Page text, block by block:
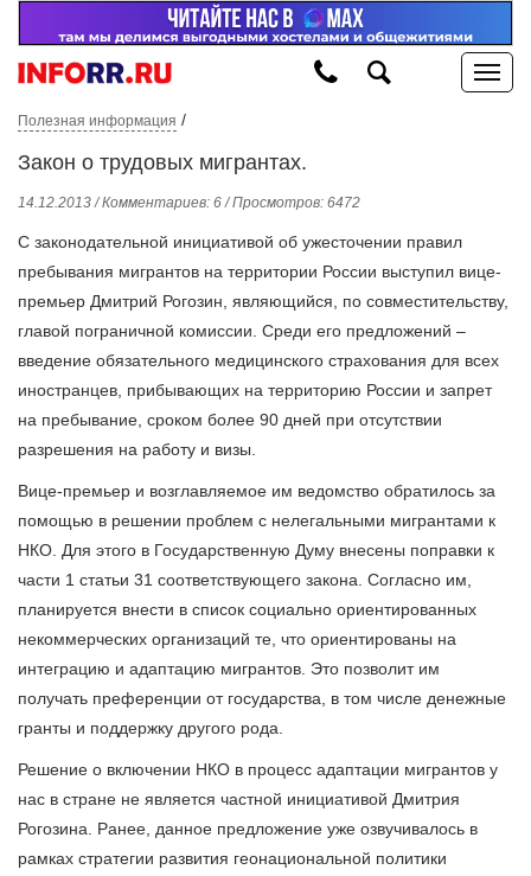
Полезная информация /
Закон о трудовых мигрантах.
14.12.2013 / Комментариев: 6 / Просмотров: 6472
С законодательной инициативой об ужесточении правил
пребывания мигрантов на территории России выступил вице-
премьер Дмитрий Рогозин, являющийся, по совместительству,
главой пограничной комиссии. Среди его предложений –
введение обязательного медицинского страхования для всех
иностранцев, прибывающих на территорию России и запрет
на пребывание, сроком более 90 дней при отсутствии
разрешения на работу и визы.
Вице-премьер и возглавляемое им ведомство обратилось за
помощью в решении проблем с нелегальными мигрантами к
НКО. Для этого в Государственную Думу внесены поправки к
части 1 статьи 31 соответствующего закона. Согласно им,
планируется внести в список социально ориентированных
некоммерческих организаций те, что ориентированы на
интеграцию и адаптацию мигрантов. Это позволит им
получать преференции от государства, в том числе денежные
гранты и поддержку другого рода.
Решение о включении НКО в процесс адаптации мигрантов у
нас в стране не является частной инициативой Дмитрия
Рогозина. Ранее, данное предложение уже озвучивалось в
рамках стратегии развития геонациональной политики